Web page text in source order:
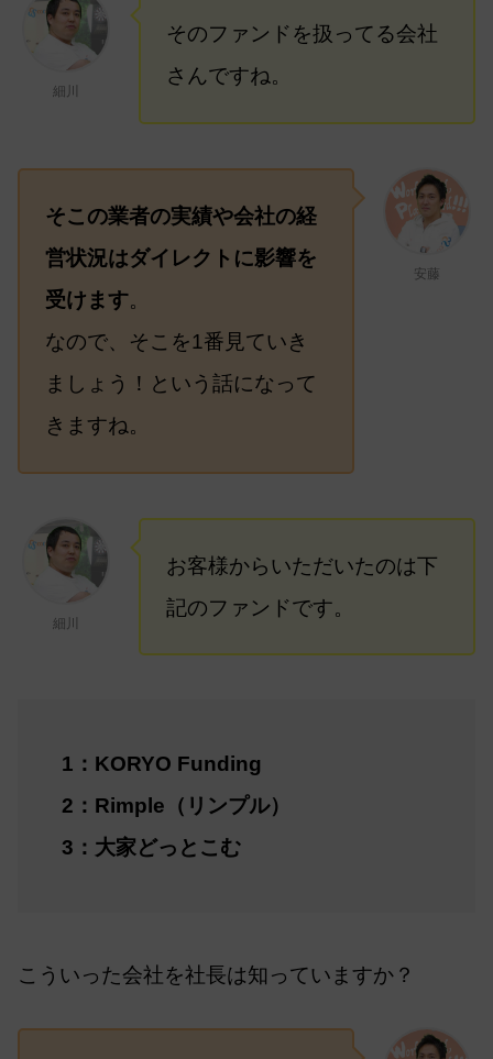
細川
そのファンドを扱ってる会社
さんですね。
安藤
そこの業者の実績や会社の経
営状況はダイレクトに影響を
受けます。
なので、そこを1番見ていき
ましょう！という話になって
きますね。
細川
お客様からいただいたのは下
記のファンドです。
1：KORYO Funding
2：Rimple（リンプル）
3：大家どっとこむ
こういった会社を社長は知っていますか？